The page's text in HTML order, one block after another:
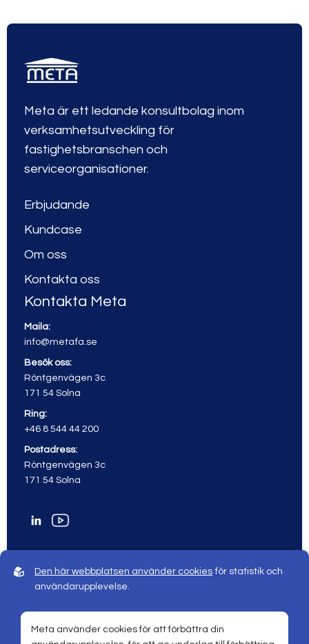
Meta är ett ledande konsultbolag inom
verksamhetsutveckling för
fastighetsbranschen och
serviceorganisationer.
Erbjudande
Kundcase
Om oss
Kontakta oss
Kontakta Meta
Maila:
info@metafa.se
Besök oss:
Röntgenvägen 3c
171 54 Solna
Ring:
+46 8 544 44 200
Postadress:
Röntgenvägen 3c
171 54 Solna
© 2026 Meta All rights reserved
Den här webbplatsen använder cookies för statistik och
användarupplevelse.
Meta använder cookies för att förbättra din